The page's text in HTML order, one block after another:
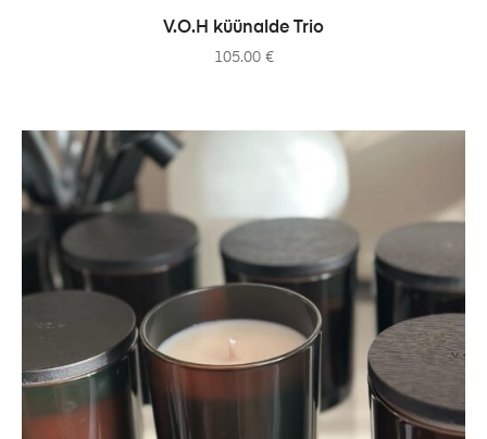
READ MORE
V.O.H küünalde Trio
105.00 €